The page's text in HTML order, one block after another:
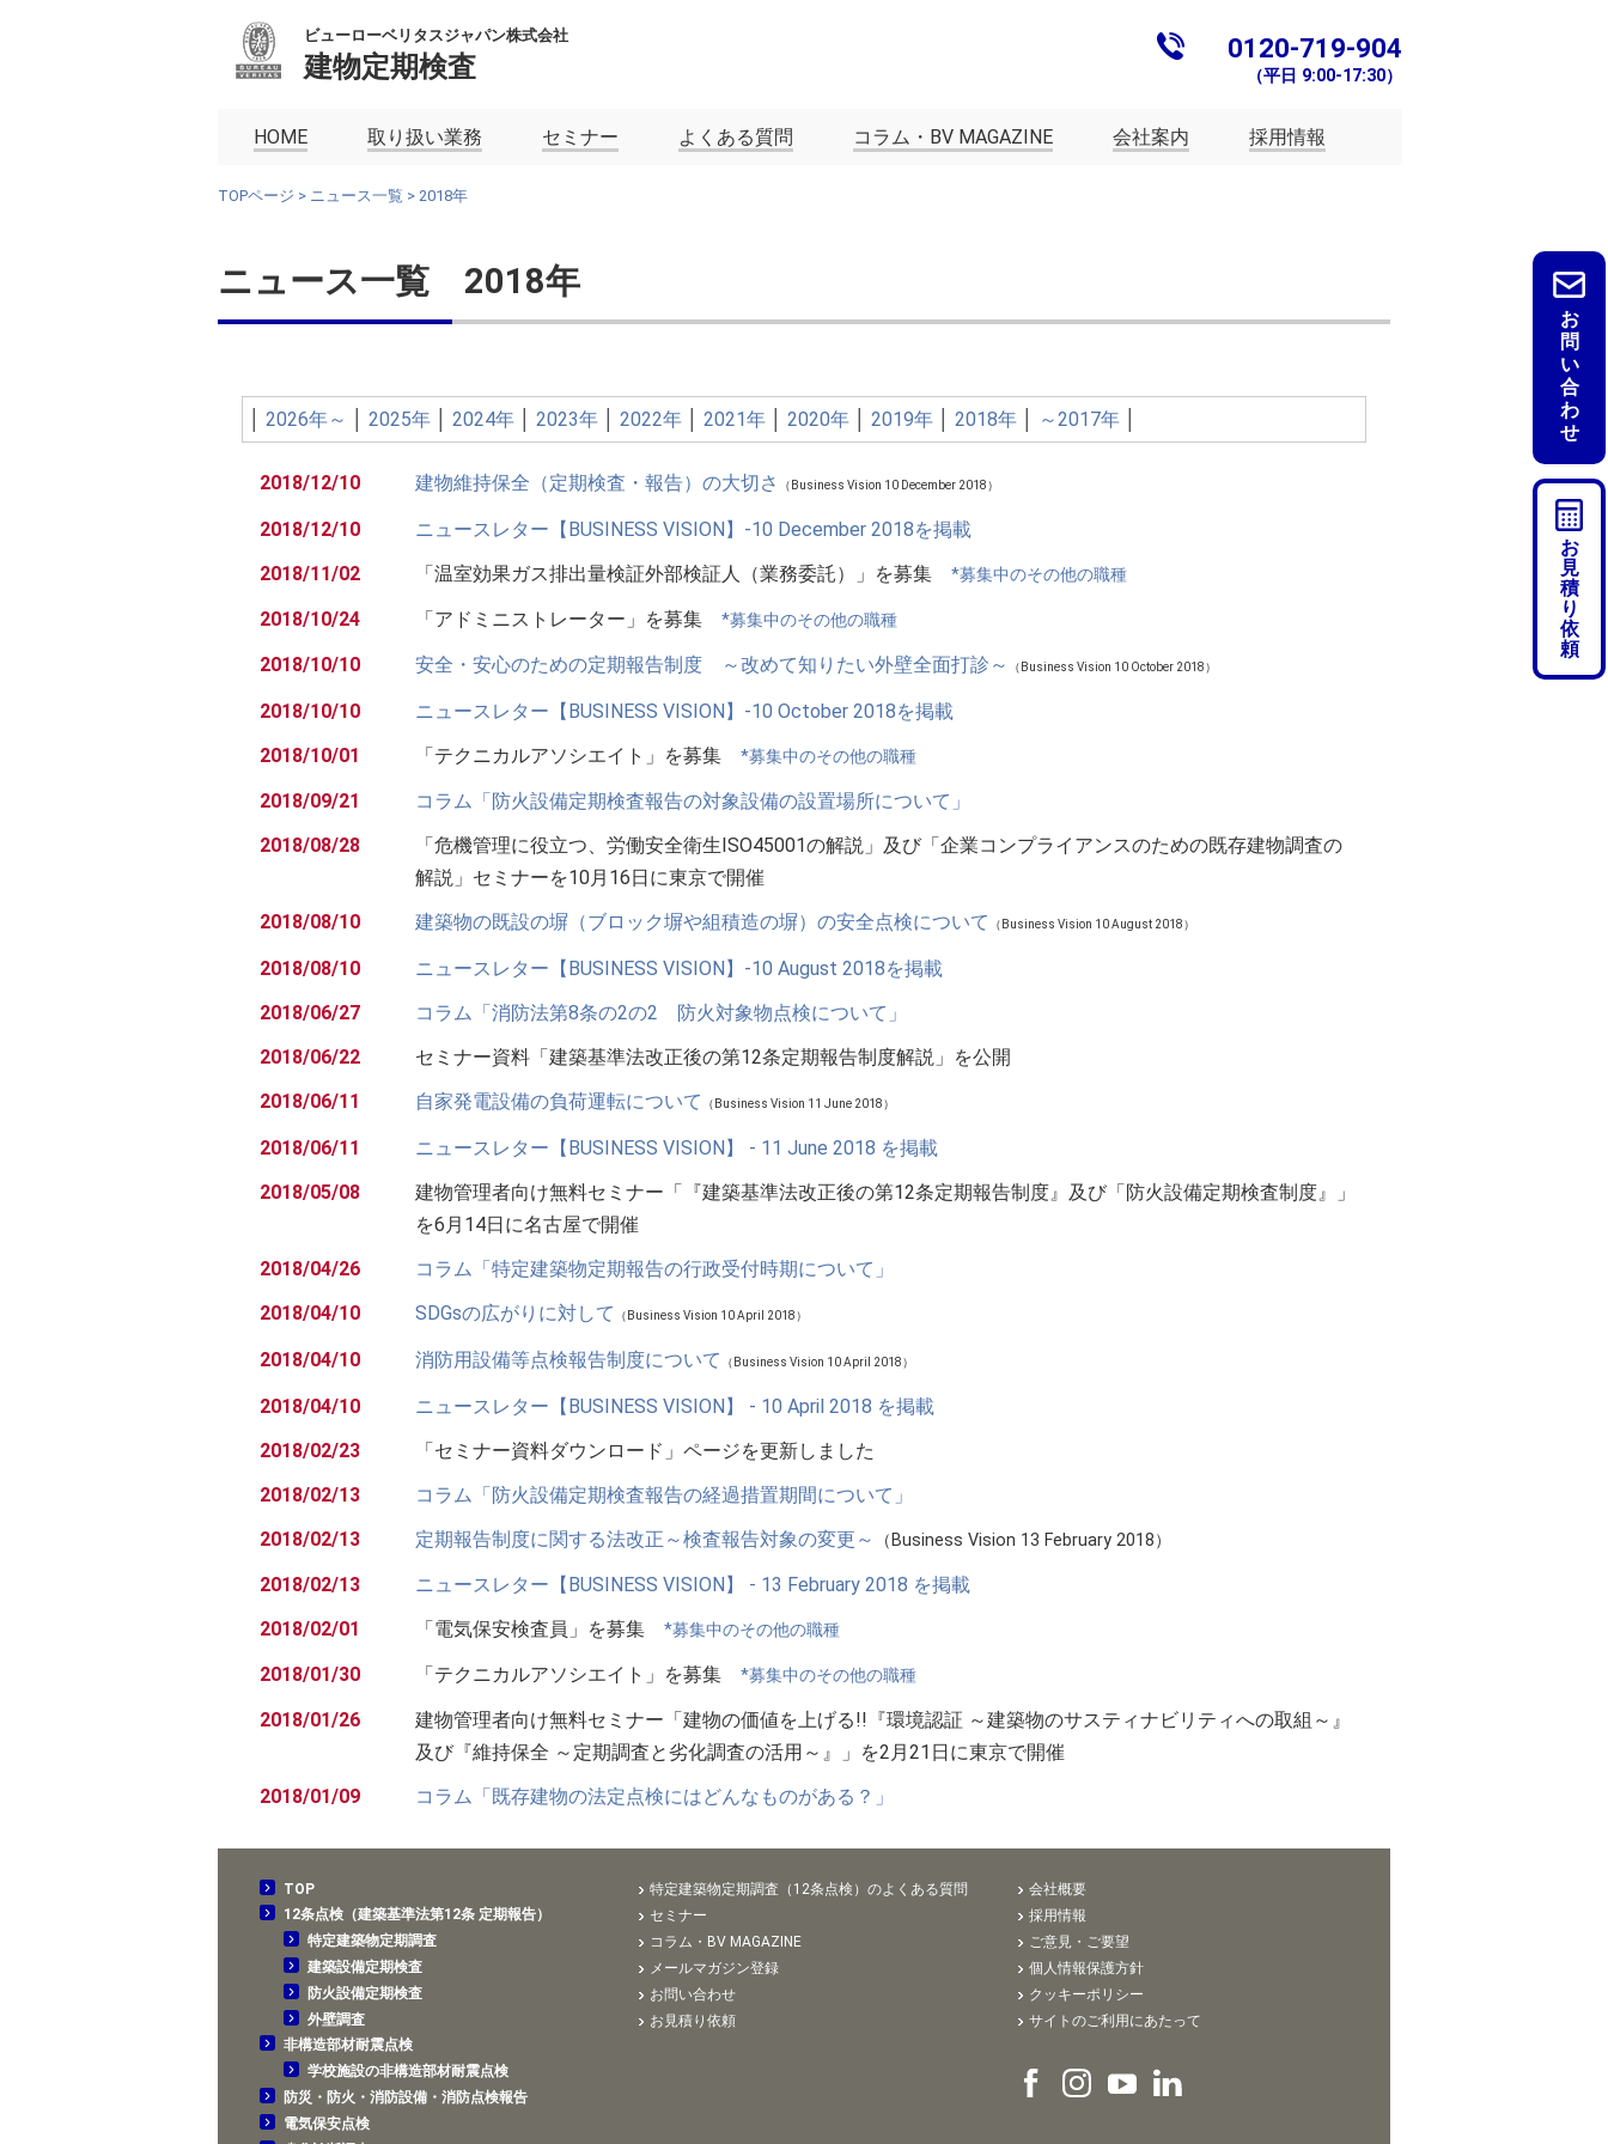
ビューローベリタスジャパン株式会社
建物定期検査
0120-719-904
（平日 9:00-17:30）
HOME 取り扱い業務 セミナー よくある質問 コラム・BV MAGAZINE 会社案内 採用情報
TOPページ > ニュース一覧 > 2018年
ニュース一覧 2018年
2026年～ 2025年 2024年 2023年 2022年 2021年 2020年 2019年 2018年 ～2017年
2018/12/10 建物維持保全（定期検査・報告）の大切さ （Business Vision 10 December 2018）
2018/12/10
ニュースレター【BUSINESS VISION】-10 December 2018を掲載
2018/11/02
「温室効果ガス排出量検証外部検証人（業務委託）」を募集 *募集中のその他の職種
2018/10/24 「アドミニストレーター」を募集 *募集中のその他の職種
2018/10/10 安全・安心のための定期報告制度 ～改めて知りたい外壁全面打診～ （Business Vision 10 October 2018）
2018/10/10
ニュースレター【BUSINESS VISION】-10 October 2018を掲載
2018/10/01
「テクニカルアソシエイト」を募集 *募集中のその他の職種
2018/09/21
コラム「防火設備定期検査報告の対象設備の設置場所について」
2018/08/28
「危機管理に役立つ、労働安全衛生ISO45001の解説」及び「企業コンプライアンスのための既存建物調査の
解説」セミナーを10月16日に東京で開催
2018/08/10
建築物の既設の塀（ブロック塀や組積造の塀）の安全点検について （Business Vision 10 August 2018）
2018/08/10
ニュースレター【BUSINESS VISION】-10 August 2018を掲載
2018/06/27
コラム「消防法第8条の2の2 防火対象物点検について」
2018/06/22
セミナー資料「建築基準法改正後の第12条定期報告制度解説」を公開
2018/06/11
自家発電設備の負荷運転について （Business Vision 11 June 2018）
2018/06/11
ニュースレター【BUSINESS VISION】 - 11 June 2018 を掲載
2018/05/08
建物管理者向け無料セミナー「『建築基準法改正後の第12条定期報告制度』及び「防火設備定期検査制度』」
を6月14日に名古屋で開催
2018/04/26
コラム「特定建築物定期報告の行政受付時期について」
2018/04/10
SDGsの広がりに対して （Business Vision 10 April 2018）
2018/04/10 消防用設備等点検報告制度について （Business Vision 10 April 2018）
2018/04/10
ニュースレター【BUSINESS VISION】 - 10 April 2018 を掲載
2018/02/23
「セミナー資料ダウンロード」ページを更新しました
2018/02/13
コラム「防火設備定期検査報告の経過措置期間について」
2018/02/13
定期報告制度に関する法改正～検査報告対象の変更～ （Business Vision 13 February 2018）
2018/02/13
ニュースレター【BUSINESS VISION】 - 13 February 2018 を掲載
2018/02/01
「電気保安検査員」を募集 *募集中のその他の職種
2018/01/30 「テクニカルアソシエイト」を募集 *募集中のその他の職種
2018/01/26
建物管理者向け無料セミナー「建物の価値を上げる!!『環境認証 ～建築物のサスティナビリティへの取組～』
及び『維持保全 ～定期調査と劣化調査の活用～』」を2月21日に東京で開催
2018/01/09
コラム「既存建物の法定点検にはどんなものがある？」
お
問
い
合
わ
せ
お
見
積
り
依
頼
TOP
12条点検（建築基準法第12条 定期報告）
特定建築物定期調査
建築設備定期検査
防火設備定期検査
外壁調査
非構造部材耐震点検
学校施設の非構造部材耐震点検
防災・防火・消防設備・消防点検報告
電気保安点検
特定建築物定期調査（12条点検）のよくある質問
セミナー
コラム・BV MAGAZINE
メールマガジン登録
お問い合わせ
お見積り依頼
会社概要
採用情報
ご意見・ご要望
個人情報保護方針
クッキーポリシー
サイトのご利用にあたって